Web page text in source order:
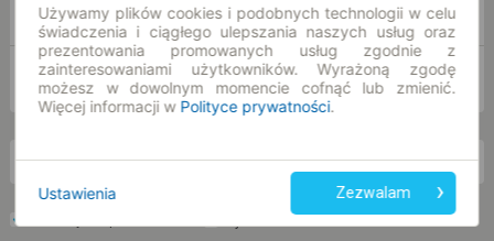
Z
DO
so. 8 sie. -- : --
Używamy plików cookies i podobnych technologii w celu
świadczenia i ciągłego ulepszania naszych usług oraz
prezentowania promowanych usług zgodnie z
zainteresowaniami użytkowników. Wyrażoną zgodę
możesz w dowolnym momencie cofnąć lub zmienić.
Więcej informacji w Polityce prywatności.
Ustawienia Zezwalam